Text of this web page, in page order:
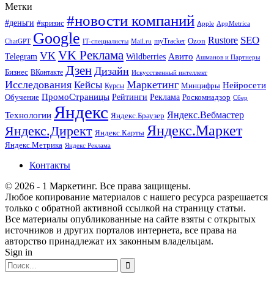
Метки
#деньги #кризис #новости компаний Apple AppMetrica
ChatGPT Google IT-специалисты Mail.ru myTracker Ozon Rustore SEO
Telegram VK VK Реклама Wildberries Авито Ашманов и Партнеры
Бизнес ВКонтакте Дзен Дизайн Искусственный интеллект
Исследования Кейсы Курсы Маркетинг Минцифры Нейросети
Обучение ПромоСтраницы Рейтинги Реклама Роскомнадзор Сбер
Технологии Яндекс Яндекс.Браузер Яндекс.Вебмастер
Яндекс.Директ Яндекс.Карты Яндекс.Маркет
Яндекс.Метрика Яндекс Реклама
Контакты
© 2026 - 1 Маркетинг. Все права защищены.
Любое копирование материалов с нашего ресурса разрешается
только с обратной активной ссылкой на страницу статьи.
Все материалы опубликованные на сайте взяты с открытых
источников и других порталов интернета, все права на
авторство принадлежат их законным владельцам.
Sign in